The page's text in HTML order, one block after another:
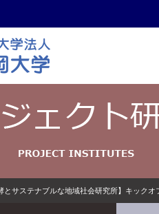
とサステナブルな地域社会研究所】キックオ